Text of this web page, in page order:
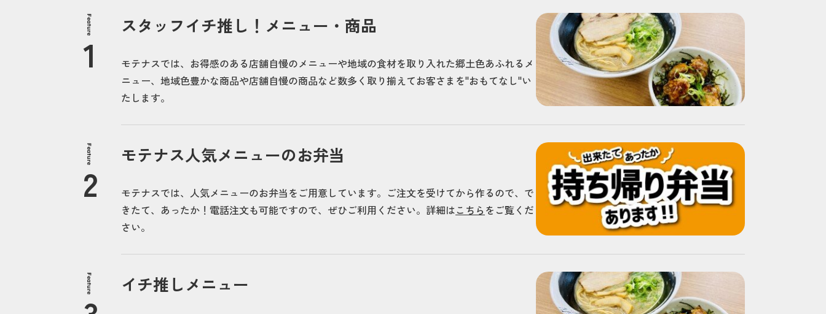
Feature スタッフイチ推し！メニュー・商品
モテナスでは、お得感のある店舗自慢のメニューや地域の食材を取り入れた郷土色あふれるメ
ニュー、地域色豊かな商品や店舗自慢の商品など数多く取り揃えてお客さまを"おもてなし"い
たします。
Feature モテナス人気メニューのお弁当
モテナスでは、人気メニューのお弁当をご用意しています。ご注文を受けてから作るので、で
きたて、あったか！電話注文も可能ですので、ぜひご利用ください。詳細はこちら をご覧くだ
さい。
Feature イチ推しメニュー